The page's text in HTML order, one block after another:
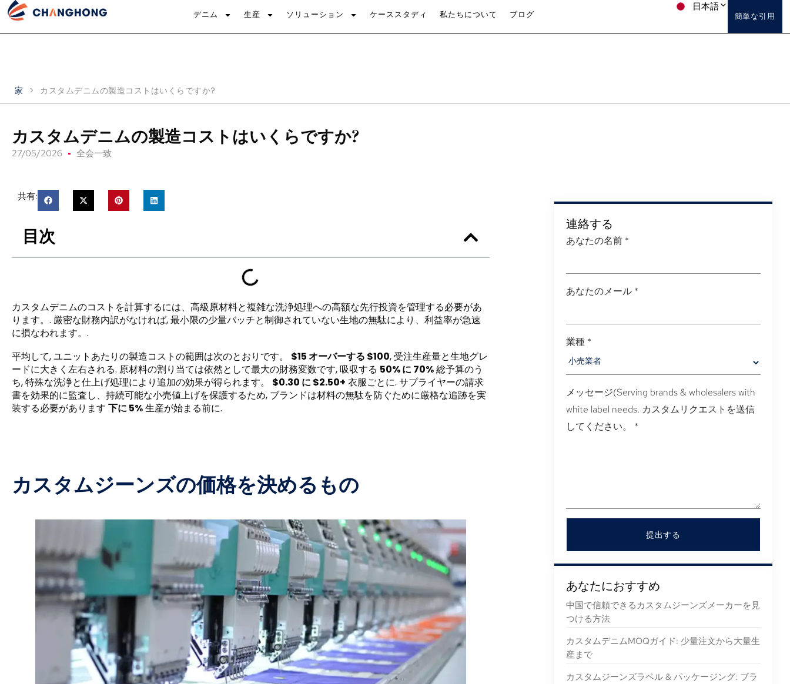
デニム 生産 ソリューション ケーススタディ 私たちについて ブログ 簡単な引用
日本語
家 > カスタムデニムの製造コストはいくらですか?
カスタムデニムの製造コストはいくらですか?
27/05/2026 全会一致
共有:
目次
カスタムデニムのコストを計算するには、高級原材料と複雑な洗浄処理への高額な先行投資を管理する必要があ
ります。. 厳密な財務内訳がなければ, 最小限の少量バッチと制御されていない生地の無駄により、利益率が急速
に損なわれます。.
平均して, ユニットあたりの製造コストの範囲は次のとおりです。 $15 オーバーする $100, 受注生産量と生地グレ
ードに大きく左右される. 原材料の割り当ては依然として最大の財務変数です, 吸収する 50% に 70%総予算のう
ち, 特殊な洗浄と仕上げ処理により追加の効果が得られます。 $0.30 に $2.50+ 衣服ごとに. サプライヤーの請求
書を効果的に監査し、持続可能な小売値上げを保護するため, ブランドは材料の無駄を防ぐために厳格な追跡を実
装する必要があります 下に 5%生産が始まる前に.
カスタムジーンズの価格を決めるもの
連絡する
あなたの名前 *
あなたのメール *
業種 *
メッセージ(Serving brands & wholesalers with
white label needs. カスタムリクエストを送信
してください。
*
提出する
あなたにおすすめ
中国で信頼できるカスタムジーンズメーカーを見
つける方法
カスタムデニムMOQガイド: 少量注文から大量生
産まで
カスタムジーンズラベル & パッケージング: ブラ